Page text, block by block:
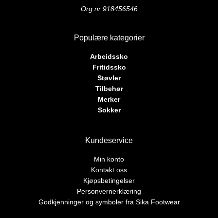
produktsiden
Org.nr 918456546
Populære kategorier
Arbeidssko
Fritidssko
Støvler
Tilbehør
Merker
Sokker
Kundeservice
Min konto
Kontakt oss
Kjøpsbetingelser
Personvernerklæring
Godkjenninger og symboler fra Sika Footwear